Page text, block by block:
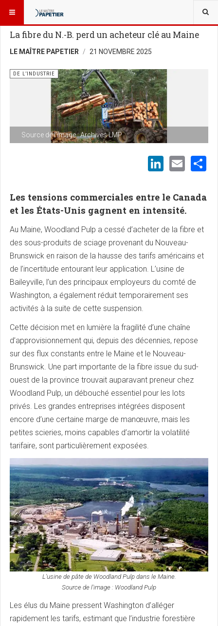
VOUS ÊTES ICI :
La fibre du N.-B. perd un acheteur clé au Maine
LE MAÎTRE PAPETIER 21 NOVEMBRE 2025
Source de l'image : Archives LMP
DE L’INDUSTRIE
Les tensions commerciales entre le Canada
et les États-Unis gagnent en intensité.
Au Maine, Woodland Pulp a cessé d’acheter de la fibre et
des sous-produits de sciage provenant du Nouveau-
Brunswick en raison de la hausse des tarifs américains et
de l’incertitude entourant leur application. L’usine de
Baileyville, l’un des principaux employeurs du comté de
Washington, a également réduit temporairement ses
activités à la suite de cette suspension.
Cette décision met en lumière la fragilité d’une chaîne
d’approvisionnement qui, depuis des décennies, repose
sur des flux constants entre le Maine et le Nouveau-
Brunswick. Une part importante de la fibre issue du sud-
ouest de la province trouvait auparavant preneur chez
Woodland Pulp, un débouché essentiel pour les lots
privés. Les grandes entreprises intégrées disposent
encore d’une certaine marge de manœuvre, mais les
petites scieries, moins capables d’amortir la volatilité
tarifaire, sont particulièrement exposées.
L'usine de pâte de Woodland Pulp dans le Maine.
Source de l'image : Woodland Pulp
Les élus du Maine pressent Washington d’alléger
rapidement les tarifs, estimant que l’industrie forestière